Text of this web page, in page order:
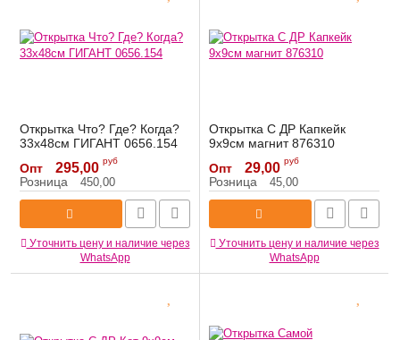
Открытка Что? Где? Когда?
33х48см ГИГАНТ 0656.154
Артикул: 0656.154
Опт 295,00 руб
Розница 450,00
Уточнить цену и наличие через
WhatsApp
Открытка С ДР Капкейк
9х9см магнит 876310
Артикул: 876310
Опт 29,00 руб
Розница 45,00
Уточнить цену и наличие через
WhatsApp